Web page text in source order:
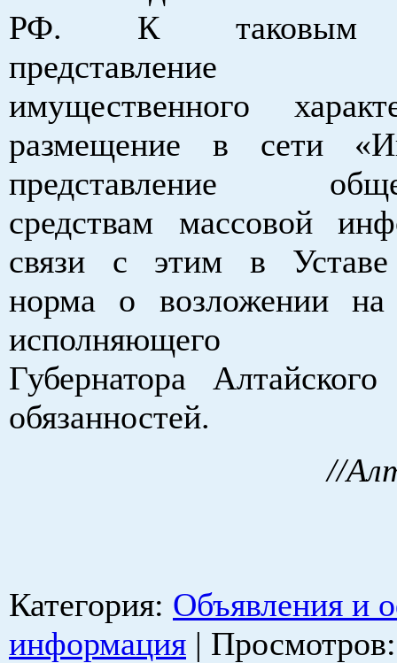
РФ. К таковым
представление
имущественного
размещение в сети
представление
средствам массовой
связи с этим в Уставе
норма о возложении на
исполняющего
Губернатора
обязанностей.
//
Категория: Объявления и
информация | Просмотров